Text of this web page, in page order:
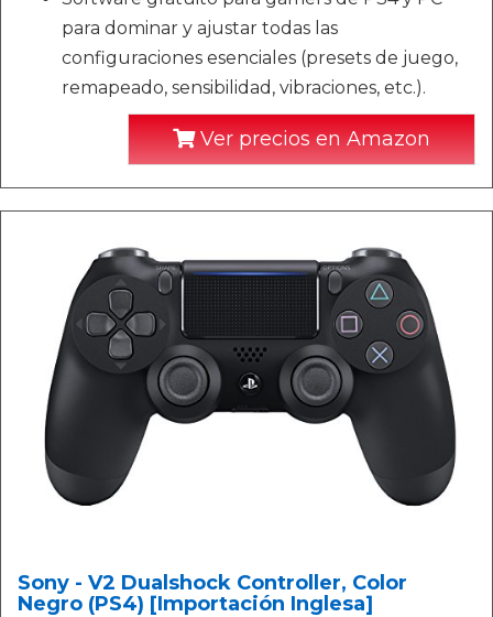
para dominar y ajustar todas las
configuraciones esenciales (presets de juego,
remapeado, sensibilidad, vibraciones, etc.).
Ver precios en Amazon
Sony - V2 Dualshock Controller, Color
Negro (PS4) [Importación Inglesa]